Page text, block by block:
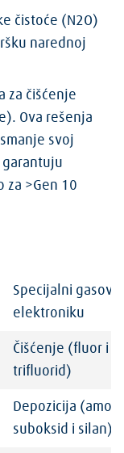
čistoće (N2O)
narednoj
za čišćenje
Ova rešenja
svoj
garantuju
za >Gen 10
Specijalni gasovi
elektroniku
Čišćenje (fluor i
trifluorid)
Depozicija
suboksid i silan)